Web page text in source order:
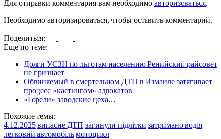
Для отправки комментария вам необходимо авторизоваться.
Необходимо авторизироваться, чтобы оставить комментарий.
Поделиться:
Еще по теме:
Долги УСЗН по льготам населению Ренийский райсовет
не признает
Обвиняемый в смертельном ДТП в Измаиле затягивает
процесс «кастингом» адвокатов
«Горели» заводские цеха…
Похожие темы:
4.12.2025 випасне ДТП загинули підлітки затримано водія
легковий автомобіль мотоцикл